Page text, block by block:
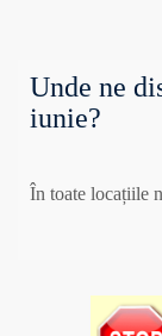
Unde ne
iunie?
În toate locațiile